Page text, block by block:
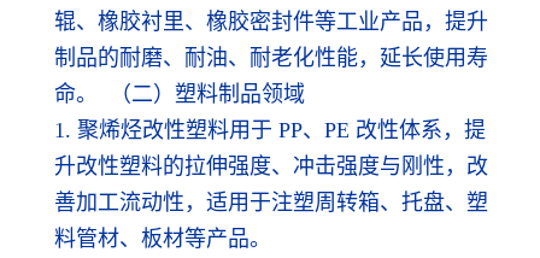
辊、橡胶衬里、橡胶密封件等工业产品，提升
制品的耐磨、耐油、耐老化性能，延长使用寿
命。 （二）塑料制品领域
1. 聚烯烃改性塑料用于 PP、PE 改性体系，提
升改性塑料的拉伸强度、冲击强度与刚性，改
善加工流动性，适用于注塑周转箱、托盘、塑
料管材、板材等产品。